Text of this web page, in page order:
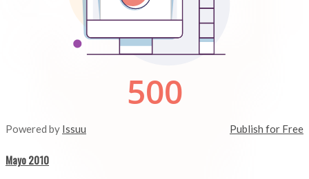
Powered by Issuu Publish for Free
Mayo 2010